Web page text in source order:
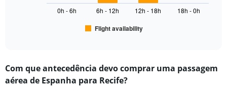
Range:
6
Flight availability
0h - 6h 6h - 12h 12h - 18h 18h - 0h
Com que antecedência devo comprar uma passagem
aérea de Espanha para Recife?